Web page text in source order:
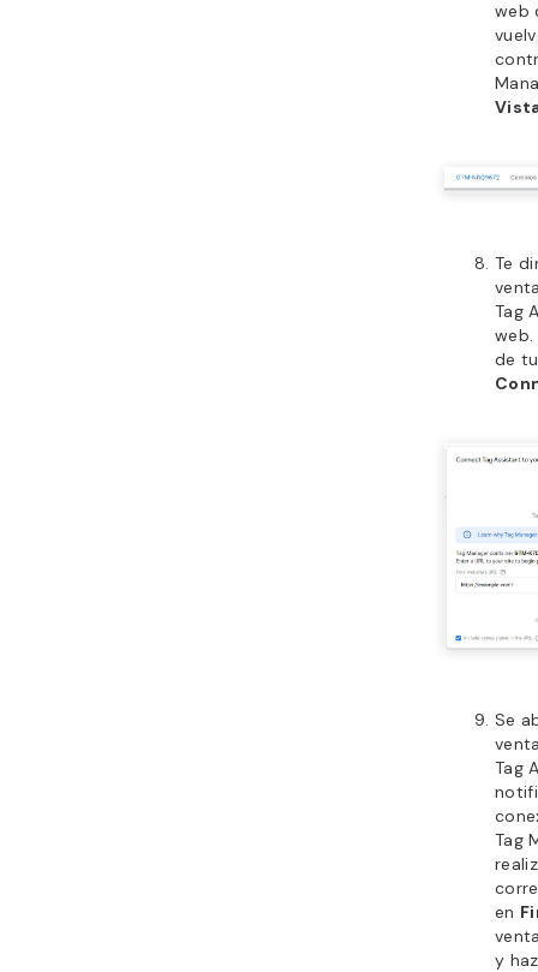
web
Te
Tag
web.
de
Se
Tag
Tag
en
y